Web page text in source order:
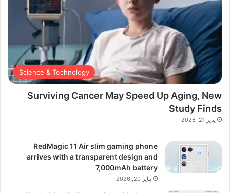
Science & Technology
Surviving Cancer May Speed Up Aging, New
Study Finds
يناير 21, 2026
RedMagic 11 Air slim gaming phone
arrives with a transparent design and
7,000mAh battery
يناير 20, 2026